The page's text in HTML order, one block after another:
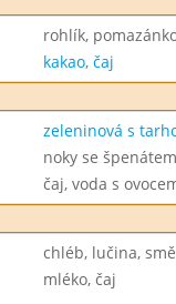
rohlík,
kakao, čaj
zeleninová s
noky se
čaj, voda s
chléb, lučina,
mléko, čaj